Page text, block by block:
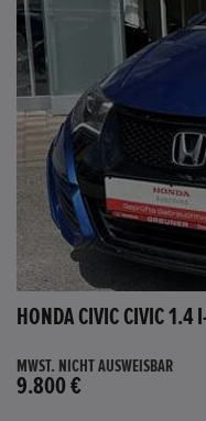
MWST. NICHT AUSWEISBAR
9.800 €